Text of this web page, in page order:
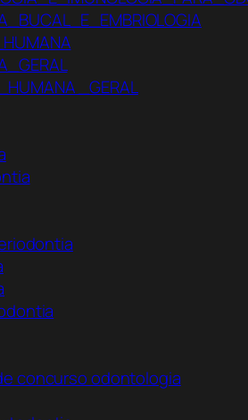
_GERAL
concurso odontologia